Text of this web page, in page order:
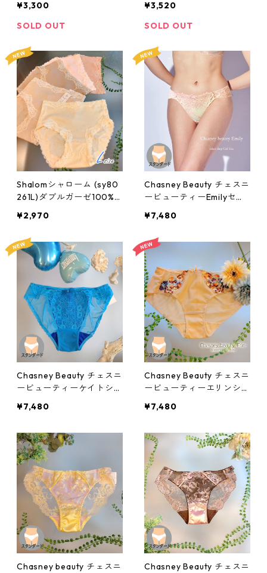
¥3,300
SOLD OUT
¥3,520
SOLD OUT
Shalomシャローム (sy80
261L)ダブルガーゼ100%
イズ
¥2,970
Chasney Beauty チェスニ
ービューティーEmilyセッ
8012pi
¥7,480
Chasney Beauty チェスニ
ービューティーケイトショ
¥7,480
Chasney Beauty チェスニ
ービューティーエリンショ
e
¥7,480
Chasney beauty チェスニ
Chasney Beauty チェスニ